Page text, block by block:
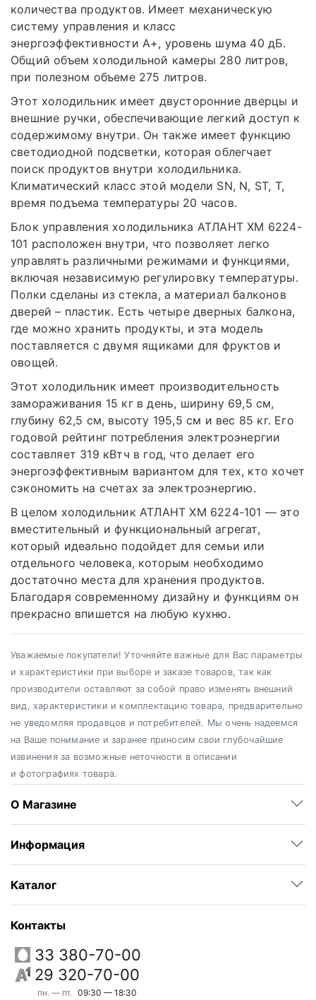
количества продуктов. Имеет механическую
систему управления и класс
энергоэффективности А+, уровень шума 40 дБ.
Общий объем холодильной камеры 280 литров,
при полезном объеме 275 литров.
Этот холодильник имеет двусторонние дверцы и
внешние ручки, обеспечивающие легкий доступ к
содержимому внутри. Он также имеет функцию
светодиодной подсветки, которая облегчает
поиск продуктов внутри холодильника.
Климатический класс этой модели SN, N, ST, T,
время подъема температуры 20 часов.
Блок управления холодильника АТЛАНТ ХМ 6224-
101 расположен внутри, что позволяет легко
управлять различными режимами и функциями,
включая независимую регулировку температуры.
Полки сделаны из стекла, а материал балконов
дверей – пластик. Есть четыре дверных балкона,
где можно хранить продукты, и эта модель
поставляется с двумя ящиками для фруктов и
овощей.
Этот холодильник имеет производительность
замораживания 15 кг в день, ширину 69,5 см,
глубину 62,5 см, высоту 195,5 см и вес 85 кг. Его
годовой рейтинг потребления электроэнергии
составляет 319 кВтч в год, что делает его
энергоэффективным вариантом для тех, кто хочет
сэкономить на счетах за электроэнергию.
В целом холодильник АТЛАНТ ХМ 6224-101 — это
вместительный и функциональный агрегат,
который идеально подойдет для семьи или
отдельного человека, которым необходимо
достаточно места для хранения продуктов.
Благодаря современному дизайну и функциям он
прекрасно впишется на любую кухню.
Уважаемые покупатели! Уточняйте важные для Вас параметры
и характеристики при выборе и заказе товаров, так как
производители оставляют за собой право изменять внешний
вид, характеристики и комплектацию товара, предварительно
не уведомляя продавцов и потребителей. Мы очень надеемся
на Ваше понимание и заранее приносим свои глубочайшие
извинения за возможные неточности в описании
и фотографиях товара.
О Магазине
Информация
Каталог
Контакты
33 380-70-00
29 320-70-00
пн. — пт. 09:30 — 18:30